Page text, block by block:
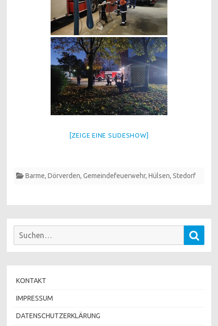
[ZEIGE EINE SLIDESHOW]
Barme, Dörverden, Gemeindefeuerwehr, Hülsen, Stedorf
Suchen
KONTAKT
IMPRESSUM
DATENSCHUTZERKLÄRUNG